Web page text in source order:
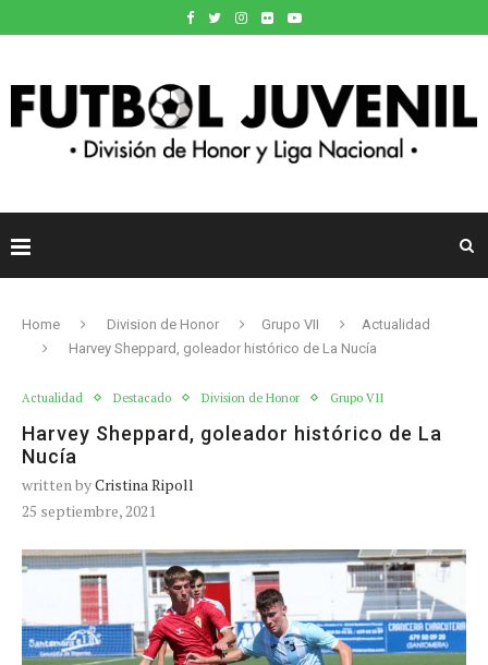
Home Division de Honor Grupo VII
Actualidad
Harvey Sheppard, goleador histórico de La Nucía
Actualidad Destacado Division de Honor Grupo VII
Harvey Sheppard, goleador histórico de La
Nucía
written byCristina Ripoll
25 septiembre, 2021